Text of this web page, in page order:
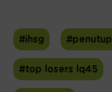
#ihsg
#top losers lq45